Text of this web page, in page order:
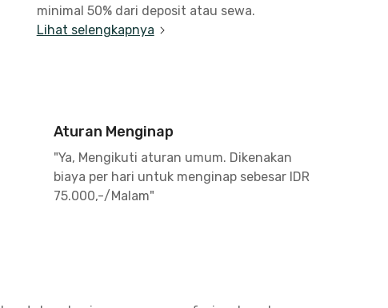
minimal 50% dari deposit atau sewa.
Lihat selengkapnya
Aturan Menginap
"Ya, Mengikuti aturan umum. Dikenakan
biaya per hari untuk menginap sebesar IDR
75.000,-/Malam"